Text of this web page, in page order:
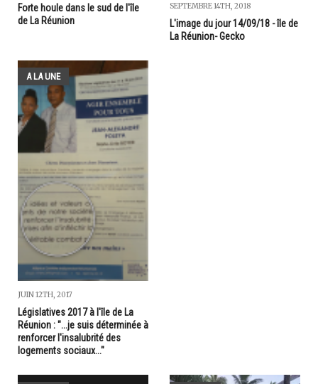
Forte houle dans le sud de l'île
de La Réunion
SEPTEMBRE 14TH, 2018
L'image du jour 14/09/18 - île de
La Réunion- Gecko
A LA UNE
JUIN 12TH, 2017
Législatives 2017 à l'île de La
Réunion : "...je suis déterminée à
renforcer l'insalubrité des
logements sociaux..."